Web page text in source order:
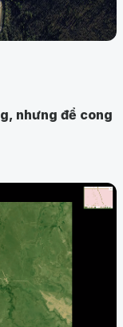
nhưng để cong